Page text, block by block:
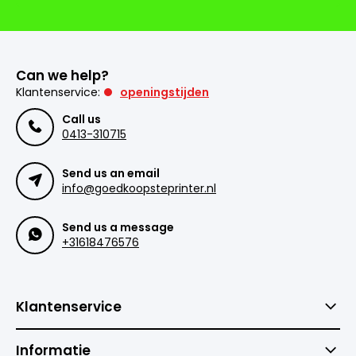
Can we help?
Klantenservice:
openingstijden
Call us
0413-310715
Send us an email
info@goedkoopsteprinter.nl
Send us a message
+31618476576
Klantenservice
Informatie